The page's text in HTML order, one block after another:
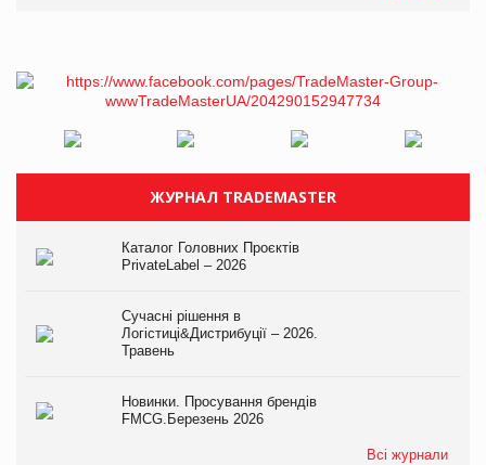
ЖУРНАЛ TRADEMASTER
Каталог Головних Проєктів
PrivateLabel – 2026
Сучасні рішення в
Логістиці&Дистрибуції – 2026.
Травень
Новинки. Просування брендів
FMCG.Березень 2026
Всі журнали